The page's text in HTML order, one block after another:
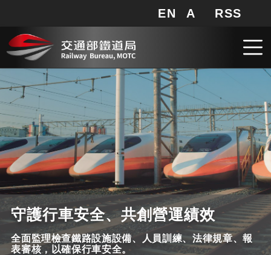
跳到主要內容
網站地圖
EN A 局長信箱
RSS
守護行車安全、共創營運績效
全面監理檢查鐵路設施設備、人員訓練、法律規章、報
表審核，以確保行車安全。